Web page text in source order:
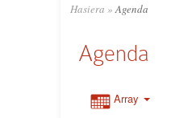
Hasiera » Agenda
Agenda
Array